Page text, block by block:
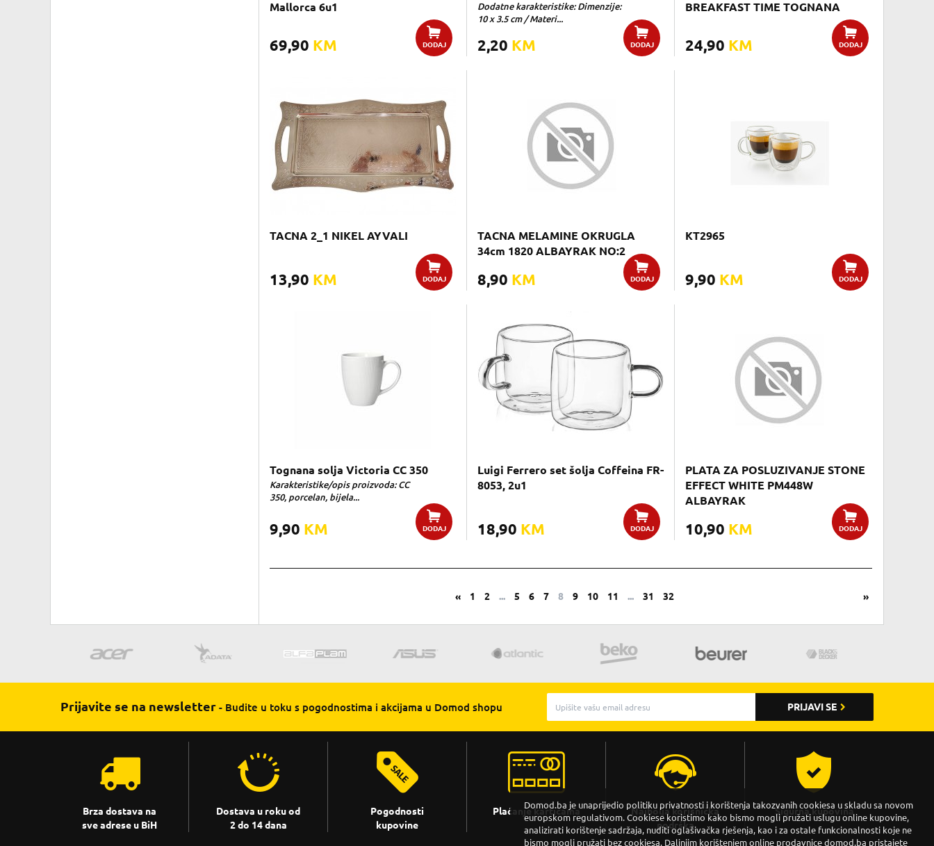
Mallorca 6u1
69,90 KM DODAJ
Dodatne karakteristike: Dimenzije:
10 x 3.5 cm / Materi...
2,20 KM DODAJ
BREAKFAST TIME TOGNANA
24,90 KM DODAJ
TACNA 2_1 NIKEL AYVALI
13,90 KM DODAJ
TACNA MELAMINE OKRUGLA
34cm 1820 ALBAYRAK NO:2
8,90 KM DODAJ
KT2965
9,90 KM DODAJ
Tognana solja Victoria CC 350
Karakteristike/opis proizvoda: CC
350, porcelan, bijela...
9,90 KM DODAJ
Luigi Ferrero set šolja Coffeina FR-
8053, 2u1
18,90 KM DODAJ
PLATA ZA POSLUZIVANJE STONE
EFFECT WHITE PM448W
ALBAYRAK
10,90 KM DODAJ
« 1 2 ... 5 6 7 8 9 10 11 ... 31 32 »
Prijavite se na newsletter - Budite u toku s pogodnostima i akcijama u Domod shopu PRIJAVI SE
Brza dostava na
sve adrese u BiH
Dostava u roku od
2 do 14 dana
Pogodnosti
kupovine
Plaćanje karticama
Najbolja korisnička
podrška
Sigurna kupovina
Domod.ba je unaprijedio politiku privatnosti i korištenja takozvanih cookiesa u skladu sa novom
europskom regulativom. Cookiese koristimo kako bismo mogli pružati uslugu online kupovine,
analizirati korištenje sadržaja, nuditi oglašivačka rješenja, kao i za ostale funkcionalnosti koje ne
bismo mogli pružati bez cookiesa. Daljnjim korištenjem online prodavnice domod.ba pristajete